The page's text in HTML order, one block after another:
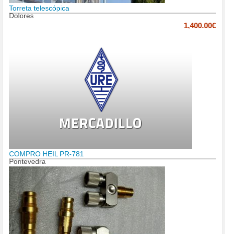
Torreta telescópica
Dolores
1,400.00€
COMPRO HEIL PR-781
Pontevedra